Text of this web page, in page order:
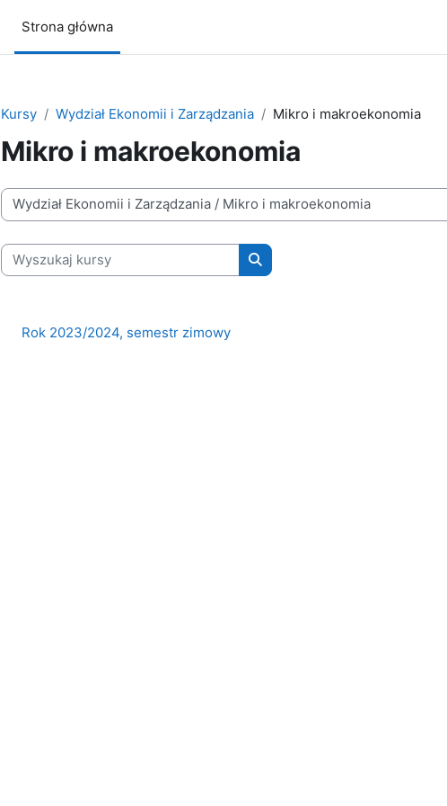
Strona główna
Kursy Wydział Ekonomii i Zarządzania Mikro i makroekonomia
Mikro i makroekonomia
Kategorie kursów
Wyszukaj kursy
Wyszukaj kursy
Rok 2023/2024, semestr zimowy